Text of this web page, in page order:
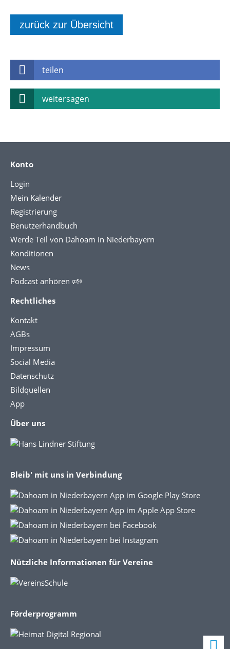
zurück zur Übersicht
teilen
weitersagen
Konto
Login
Mein Kalender
Registrierung
Benutzerhandbuch
Werde Teil von Dahoam in Niederbayern
Konditionen
News
Podcast anhören 🕬
Rechtliches
Kontakt
AGBs
Impressum
Social Media
Datenschutz
Bildquellen
App
Über uns
Bleib' mit uns in Verbindung
Nützliche Informationen für Vereine
Förderprogramm